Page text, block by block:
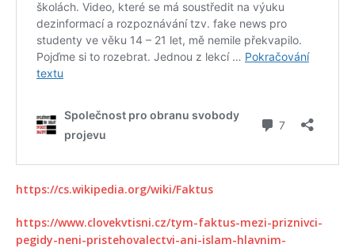
https://cs.wikipedia.org/wiki/Faktus
https://www.clovekvtisni.cz/tym-faktus-mezi-priznivci-
pegidy-neni-pristehovalectvi-ani-islam-hlavnim-